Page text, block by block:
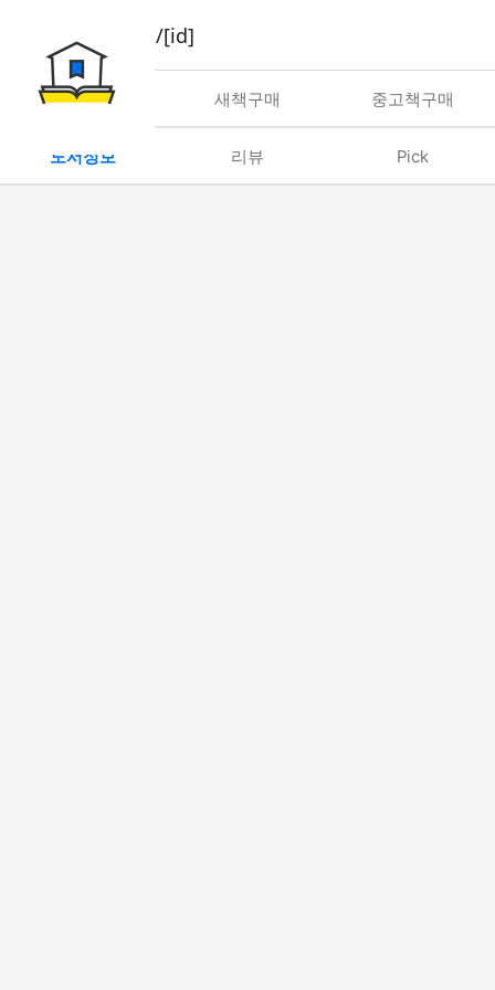
book/rent/[id]
대여 새책구매 중고책구매
도서정보 리뷰 Pick